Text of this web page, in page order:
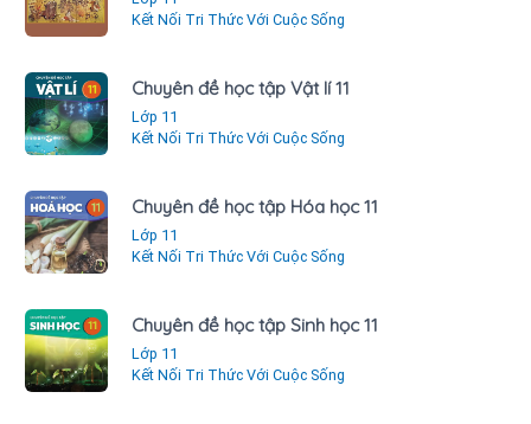
Kết Nối Tri Thức Với Cuộc Sống
Chuyên đề học tập Vật lí 11
Lớp 11
Kết Nối Tri Thức Với Cuộc Sống
Chuyên đề học tập Hóa học 11
Lớp 11
Kết Nối Tri Thức Với Cuộc Sống
Chuyên đề học tập Sinh học 11
Lớp 11
Kết Nối Tri Thức Với Cuộc Sống